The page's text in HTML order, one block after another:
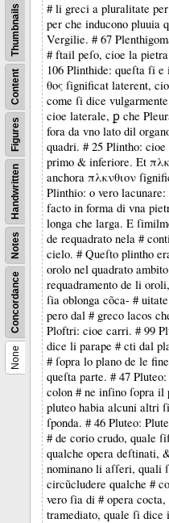
None
Concordance
Notes
Handwritten
Figures
Content
Thumbnails
# li greci a pluralitate
per che inducono pluuia
Vergilie. # 67
# ftail peſo, cioe la
106 Plinthide: queſta ſi
θος ſignificat laterent,
come ſi dice
cioe laterale, ꝑ che
fora da vno lato dil
quadri. # 25 Plintho: cioe
primo & inferiore. Et
anchora πλκνθιον
Plinthio: o vero
facto in forma di vna
longa che larga. E
de requadrato nela #
cielo. # Queſto plintho
orolo nel quadrato
requadramento de li
ſia oblonga cõca- #
pero dal # greco lacos
Ploftri: cioe carri. # 99
dice li parape # cti dal
# ſopra lo plano de le
queſta parte. # 47
colon # ne inſino ſopra
pluteo habia alcuni altri
ſponda. # 46 Pluteo:
# de corio crudo, quale
qualche opera deſtinati,
nominano li aſſeri, quali
circũcludere qualche #
vero ſia di # opera
tramediato, quale ſi dice